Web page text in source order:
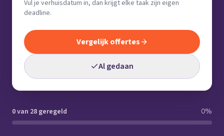
Vul je verhuisdatum in, dan krijgt elke taak zijn eigen
deadline.
Vergelijk offertes
Al gedaan
0 van 28 geregeld 0%